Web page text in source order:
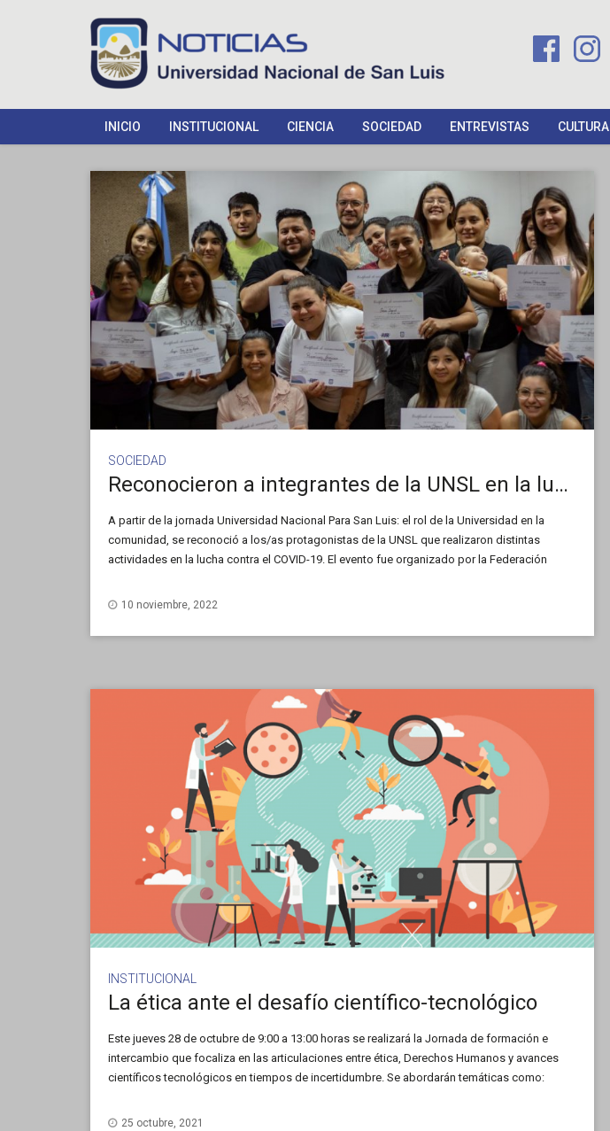
INICIO INSTITUCIONAL CIENCIA SOCIEDAD ENTREVISTAS CULTURA
SOCIEDAD
Reconocieron a integrantes de la UNSL en la lucha contra la pandemia en San Luis
A partir de la jornada Universidad Nacional Para San Luis: el rol de la Universidad en la
comunidad, se reconoció a los/as protagonistas de la UNSL que realizaron distintas
actividades en la lucha contra el COVID-19. El evento fue organizado por la Federación
10 noviembre, 2022
INSTITUCIONAL
La ética ante el desafío científico-tecnológico
Este jueves 28 de octubre de 9:00 a 13:00 horas se realizará la Jornada de formación e
intercambio que focaliza en las articulaciones entre ética, Derechos Humanos y avances
científicos tecnológicos en tiempos de incertidumbre. Se abordarán temáticas como:
transformaciones […]
25 octubre, 2021